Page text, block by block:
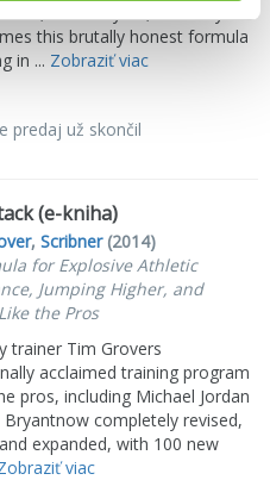
this brutally honest formula
in ... Zobraziť viac
predaj už skončil
(e-kniha)
,Scribner(2014)
for Explosive Athletic
Jumping Higher, and
the Pros
trainer Tim Grovers
acclaimed training program
pros, including Michael Jordan
Bryantnow completely revised,
expanded, with 100 new
viac